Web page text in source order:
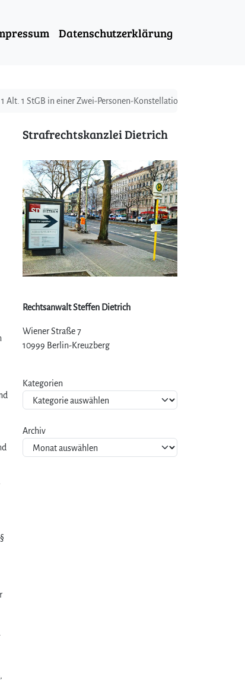
Datenschutzerklärung
Alt. 1 StGB in einer Zwei-Personen-Konstellation
Strafrechtskanzlei Dietrich
Rechtsanwalt Steffen Dietrich
Wiener Straße 7
10999 Berlin-Kreuzberg
Kategorien
Archiv